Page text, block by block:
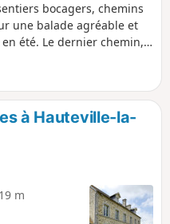
bocagers, chemins
une balade agréable et
été. Le dernier chemin,
landes humides et
à Hauteville-la-
m